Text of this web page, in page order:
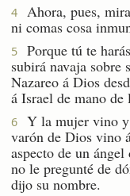
4
Ahora, pues,
ni comas cosa
5
Porque tú te
subirá navaja sobre
Nazareo á Dios
á Israel de mano de
6
Y la mujer vino
varón de Dios vino
aspecto de un
no le pregunté de
dijo su nombre.